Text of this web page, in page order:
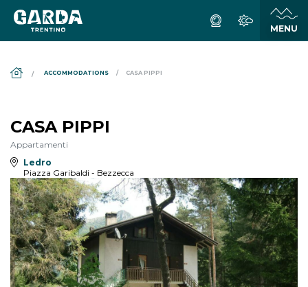
ACCOMMODATIONS CASA PIPPI
CASA PIPPI
Appartamenti
Ledro
Piazza Garibaldi - Bezzecca